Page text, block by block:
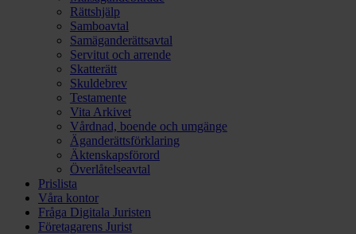
Rättshjälp
Samboavtal
Samäganderättsavtal
Servitut och arrende
Skatterätt
Skuldebrev
Testamente
Vita Arkivet
Vårdnad, boende och umgänge
Äganderättsförklaring
Äktenskapsförord
Överlåtelseavtal
Prislista
Våra kontor
Fråga Digitala Juristen
Företagarens Jurist